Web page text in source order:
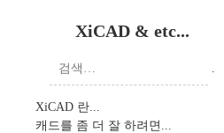
XiCAD & etc...
.
XiCAD 란...
캐드를 좀 더 잘 하려면...